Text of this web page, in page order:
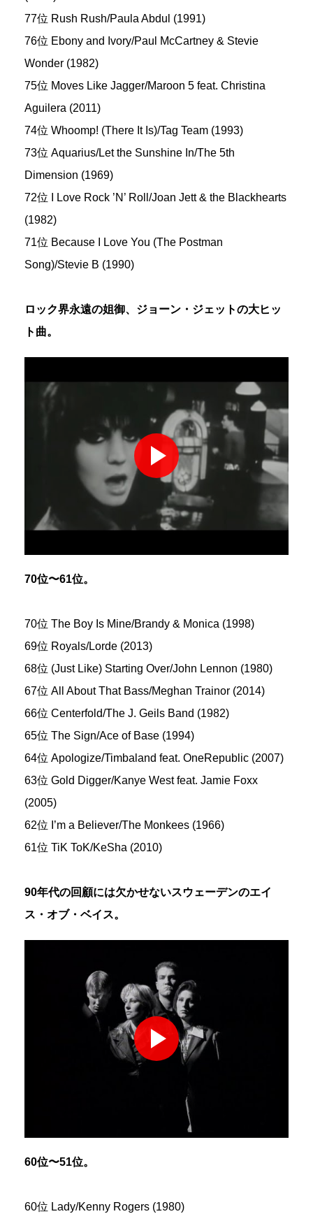
77位 Rush Rush/Paula Abdul (1991)
76位 Ebony and Ivory/Paul McCartney & Stevie
Wonder (1982)
75位 Moves Like Jagger/Maroon 5 feat. Christina
Aguilera (2011)
74位 Whoomp! (There It Is)/Tag Team (1993)
73位 Aquarius/Let the Sunshine In/The 5th
Dimension (1969)
72位 I Love Rock ’N’ Roll/Joan Jett & the Blackhearts
(1982)
71位 Because I Love You (The Postman
Song)/Stevie B (1990)
ロック界永遠の姐御、ジョーン・ジェットの大ヒッ
ト曲。
70位〜61位。
70位 The Boy Is Mine/Brandy & Monica (1998)
69位 Royals/Lorde (2013)
68位 (Just Like) Starting Over/John Lennon (1980)
67位 All About That Bass/Meghan Trainor (2014)
66位 Centerfold/The J. Geils Band (1982)
65位 The Sign/Ace of Base (1994)
64位 Apologize/Timbaland feat. OneRepublic (2007)
63位 Gold Digger/Kanye West feat. Jamie Foxx
(2005)
62位 I’m a Believer/The Monkees (1966)
61位 TiK ToK/KeSha (2010)
90年代の回顧には欠かせないスウェーデンのエイ
ス・オブ・ベイス。
60位〜51位。
60位 Lady/Kenny Rogers (1980)